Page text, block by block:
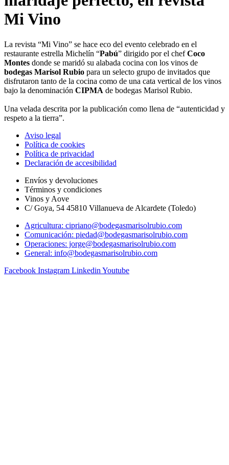
Mi Vino
La revista “Mi Vino” se hace eco del evento celebrado en el
restaurante estrella Michelín “Pabú” dirigido por el chefCoco
Montes donde se maridó su alabada cocina con los vinos de
bodegas Marisol Rubio para un selecto grupo de invitados que
disfrutaron tanto de la cocina como de una cata vertical de los vinos
bajo la denominación CIPMA de bodegas Marisol Rubio.
Una velada descrita por la publicación como llena de “autenticidad y
respeto a la tierra”.
Aviso legal
Política de cookies
Política de privacidad
Declaración de accesibilidad
Envíos y devoluciones
Términos y condiciones
Vinos y Aove
C/ Goya, 54 45810 Villanueva de Alcardete (Toledo)
Agricultura: cipriano@bodegasmarisolrubio.com
Comunicación: piedad@bodegasmarisolrubio.com
Operaciones: jorge@bodegasmarisolrubio.com
General: info@bodegasmarisolrubio.com
Facebook Instagram Linkedin Youtube